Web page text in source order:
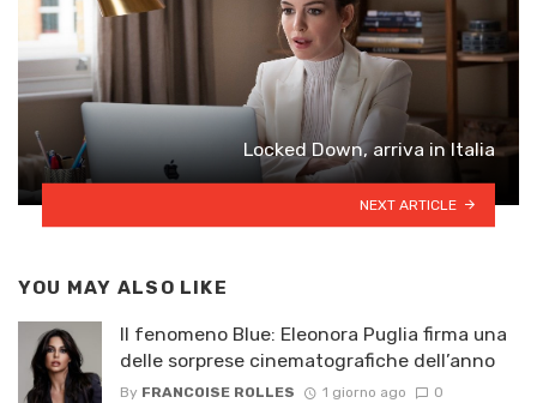
Locked Down, arriva in Italia
NEXT ARTICLE
YOU MAY ALSO LIKE
Il fenomeno Blue: Eleonora Puglia firma una
delle sorprese cinematografiche dell’anno
By FRANCOISE ROLLES 1 giorno ago 0